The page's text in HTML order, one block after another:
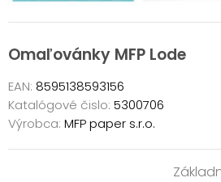
Omaľovánky MFP Lode
EAN: 8595138593156
Katalógové čislo: 5300706
Výrobca: MFP paper s.r.o.